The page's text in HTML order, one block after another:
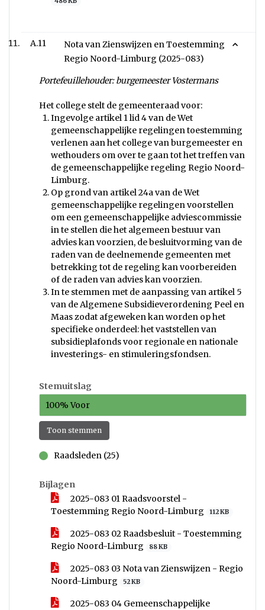
A.11
Nota van Zienswijzen en Toestemming
Regio Noord-Limburg (2025-083)
Portefeuillehouder: burgemeester Vostermans
Het college stelt de gemeenteraad voor:
Ingevolge artikel 1 lid 4 van de Wet
gemeenschappelijke regelingen toestemming
verlenen aan het college van burgemeester en
wethouders om over te gaan tot het treffen van
de gemeenschappelijke regeling Regio Noord-
Limburg.
Op grond van artikel 24a van de Wet
gemeenschappelijke regelingen voorstellen
om een gemeenschappelijke adviescommissie
in te stellen die het algemeen bestuur van
advies kan voorzien, de besluitvorming van de
raden van de deelnemende gemeenten met
betrekking tot de regeling kan voorbereiden
of de raden van advies kan voorzien.
In te stemmen met de aanpassing van artikel 5
van de Algemene Subsidieverordening Peel en
Maas zodat afgeweken kan worden op het
specifieke onderdeel: het vaststellen van
subsidieplafonds voor regionale en nationale
investerings- en stimuleringsfondsen.
Stemuitslag
100% Voor
Toon stemmen
Raadsleden (25)
Bijlagen
2025-083 01 Raadsvoorstel -
Toestemming Regio Noord-Limburg
112 KB
2025-083 02 Raadsbesluit - Toestemming
Regio Noord-Limburg
88 KB
2025-083 03 Nota van Zienswijzen - Regio
Noord-Limburg
52 KB
2025-083 04 Gemeenschappelijke